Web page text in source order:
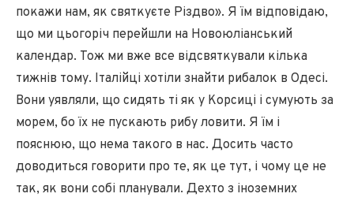
покажи нам, як святкуєте Різдво». Я їм відповідаю,
що ми цьогоріч перейшли на Новоюліанський
календар. Тож ми вже все відсвяткували кілька
тижнів тому. Італійці хотіли знайти рибалок в Одесі.
Вони уявляли, що сидять ті як у Корсиці і сумують за
морем, бо їх не пускають рибу ловити. Я їм і
пояснюю, що нема такого в нас. Досить часто
доводиться говорити про те, як це тут, і чому це не
так, як вони собі планували. Дехто з іноземних